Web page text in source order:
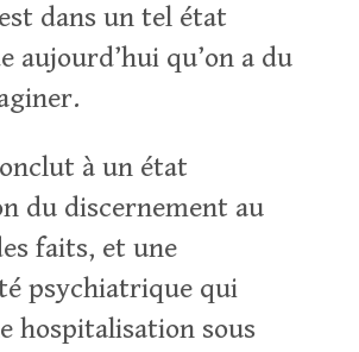
dans un tel état
aujourd’hui qu’on a du
à un état
du discernement au
faits, et une
psychiatrique qui
hospitalisation sous